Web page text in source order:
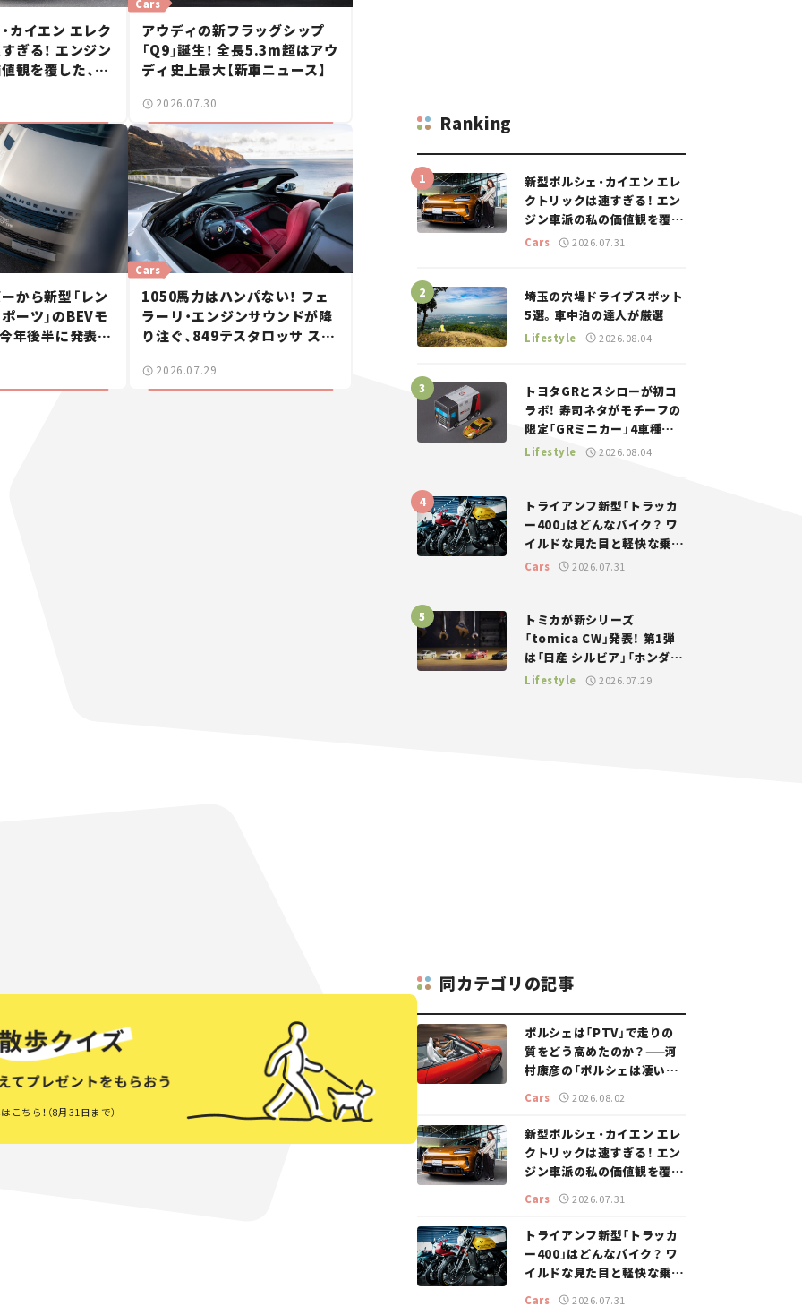
カイエン エレク
ぎる！ エンジン
観を覆した、新
Cars
アウディの新フラッグシップ
「Q9」誕生！ 全長5.3m超はアウ
ディ史上最大【新車ニュース】
2026.07.30
から新型「レン
ーツ」のBEVモ
年後半に発表へ
Cars
1050馬力はハンパない！ フェ
ラーリ・エンジンサウンドが降
り注ぐ、849テスタロッサ スパ
2026.07.29
こちら！（8月31日まで）
Ranking
新型ポルシェ・カイエン エレ
クトリックは速すぎる！ エン
ジン車派の私の価値観を覆し
た、新しいポルシェの走り。
Cars 2026.07.31
埼玉の穴場ドライブスポット
5選。車中泊の達人が厳選
Lifestyle 2026.08.04
トヨタGRとスシローが初コ
ラボ！ 寿司ネタがモチーフの
限定「GRミニカー」4車種が
登場。入手方法は？【クルマ
Lifestyle 2026.08.04
トライアンフ新型「トラッカ
ー400」はどんなバイク？ ワ
イルドな見た目と軽快な乗り
味を両立した400ccフラット
Cars 2026.07.31
トミカが新シリーズ
「tomica CW」発表！ 第1弾
は「日産 シルビア」「ホンダ
NSX」が登場。世界が注目す
Lifestyle 2026.07.29
同カテゴリの記事
ポルシェは「PTV」で走りの
質をどう高めたのか？——河
村康彦の「ポルシェは凄い！」
Cars 2026.08.02
新型ポルシェ・カイエン エレ
クトリックは速すぎる！ エン
ジン車派の私の価値観を覆し
た、新しいポルシェの走り。
Cars 2026.07.31
トライアンフ新型「トラッカ
ー400」はどんなバイク？ ワ
イルドな見た目と軽快な乗り
味を両立した400ccフラット
トラッカー【試乗レビュー】
Cars 2026.07.31